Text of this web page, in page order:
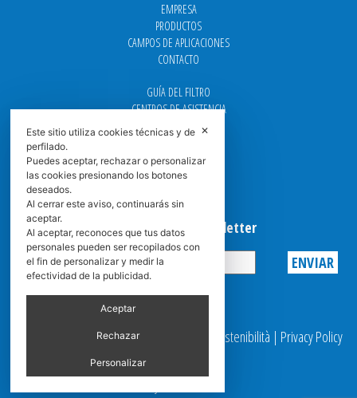
EMPRESA
PRODUCTOS
CAMPOS DE APLICACIONES
CONTACTO
GUÍA DEL FILTRO
CENTROS DE ASISTENCIA
DOWNLOAD
NEWS
FAQ
CARRERA
Suscribirse a la Newsletter
Privacy
© 2025 Spasciani |Codice Etico Report Sostenibilità | Privacy Policy
✕
Este sitio utiliza cookies técnicas y de
perfilado.
Puedes aceptar, rechazar o personalizar
las cookies presionando los botones
deseados.
Al cerrar este aviso, continuarás sin
aceptar.
Al aceptar, reconoces que tus datos
personales pueden ser recopilados con
el fin de personalizar y medir la
efectividad de la publicidad.
Aceptar
Rechazar
Personalizar